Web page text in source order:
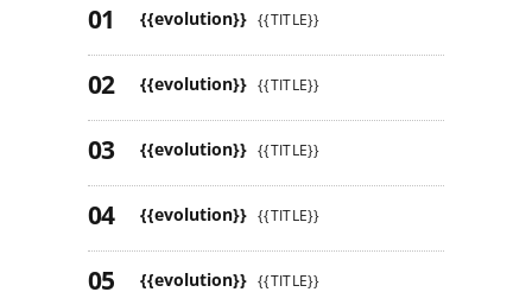
{{evolution}} {{TITLE}}
{{evolution}} {{TITLE}}
{{evolution}} {{TITLE}}
{{evolution}} {{TITLE}}
{{evolution}} {{TITLE}}